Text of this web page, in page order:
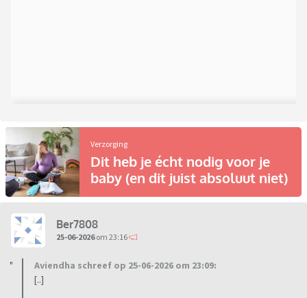
Verzorging
Dit heb je écht nodig voor je
baby (en dit juist absoluut niet)
Ber7808
25-06-2026om 23:16
Aviendha schreef op 25-06-2026 om 23:09:
[..]